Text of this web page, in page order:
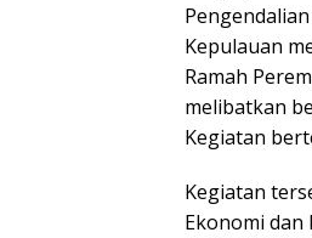
Kepulauan
Ramah
melibatkan
Kegiatan
Kegiatan
Ekonomi dan